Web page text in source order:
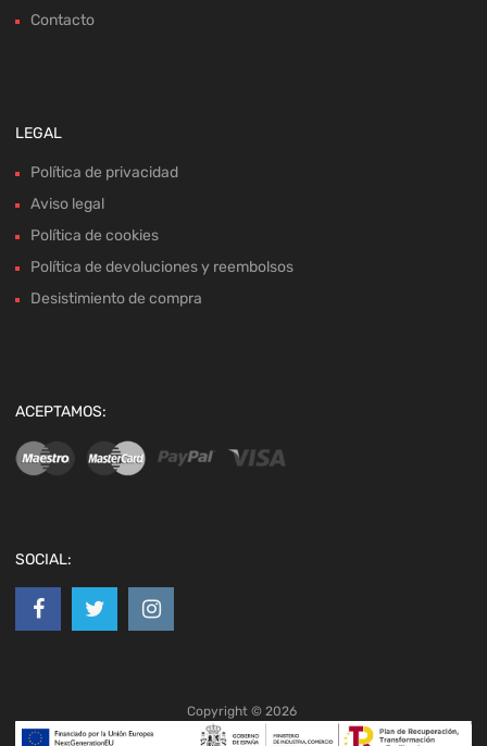
Contacto
LEGAL
Política de privacidad
Aviso legal
Política de cookies
Política de devoluciones y reembolsos
Desistimiento de compra
ACEPTAMOS:
SOCIAL:
Copyright © 2026